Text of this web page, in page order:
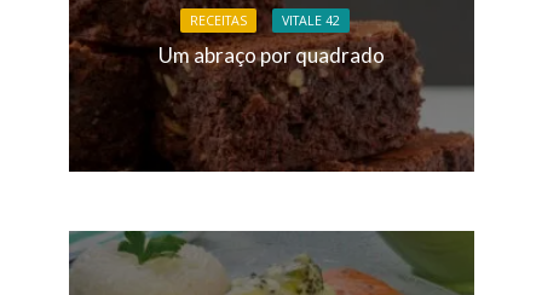
RECEITAS VITALE 42
Um abraço por quadrado